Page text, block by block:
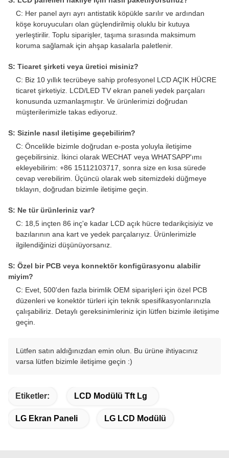
C: Her panel ayrı ayrı antistatik köpükle sarılır ve ardından
köşe koruyucuları olan güçlendirilmiş oluklu bir kutuya
yerleştirilir. Toplu siparişler, taşıma sırasında maksimum
koruma sağlamak için ahşap kasalarla paletlenir.
S: Ticaret şirketi veya üretici misiniz?
C: Biz 10 yıllık tecrübeye sahip profesyonel LCD AÇIK HÜCRE
ticaret şirketiyiz. LCD/LED TV ekran paneli yedek parçaları
konusunda uzmanlaşmıştır. Ve ürünlerimizi doğrudan
müşterilerimizle takas ediyoruz.
S: Sizinle nasıl iletişime geçebilirim?
C: Öncelikle bizimle doğrudan e-posta yoluyla iletişime
geçebilirsiniz. İkinci olarak WECHAT veya WHATSAPP'ımı
ekleyebilirim: +86 15112103717, sonra size en kısa sürede
cevap verebilirim. Üçüncü olarak web sitemizdeki düğmeye
tıklayın, doğrudan bizimle iletişime geçin.
S: Ne tür ürünleriniz var?
C: 18,5 inçten 86 inç'e kadar LCD açık hücre tedarikçisiyiz ve
bazılarının ana kart ve yedek parçalarıyız. Ürünlerimizle
ilgilendiğinizi düşünüyorsanız.
S: Özel bir PCB veya konnektör konfigürasyonu alabilir
miyim?
C: Evet, 500'den fazla birimlik OEM siparişleri için özel PCB
düzenleri ve konektör türleri için teknik spesifikasyonlarınızla
çalışabiliriz. Detaylı gereksinimleriniz için lütfen bizimle iletişime
geçin.
Lütfen satın aldığınızdan emin olun. Bu ürüne ihtiyacınız
varsa lütfen bizimle iletişime geçin :)
Etiketler: LCD Modülü Tft Lg
LG Ekran Paneli LG LCD Modülü